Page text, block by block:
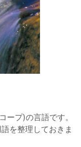
ープ)の言語です。
を整理しておきま